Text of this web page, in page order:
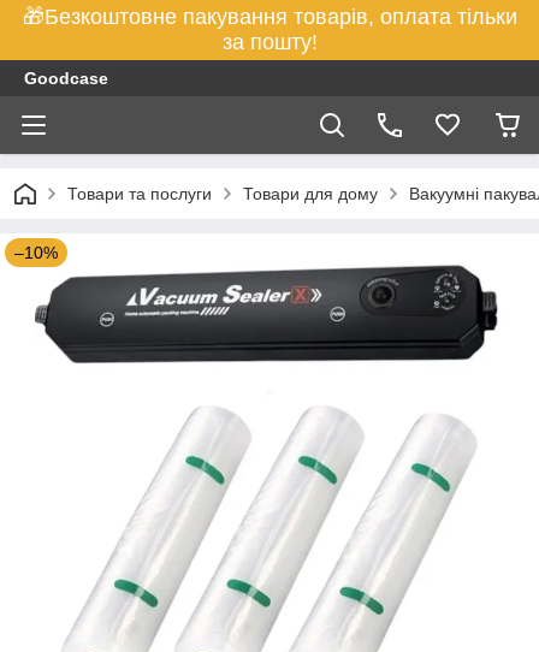
🎁Безкоштовне пакування товарів, оплата тільки
за пошту!
Goodcase
Товари та послуги Товари для дому Вакуумні
–10%